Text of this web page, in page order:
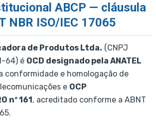
ABCP — cláusula
NBR ISO/IEC 17065
de Produtos Ltda. (CNPJ
64) é OCD designado pela ANATEL
conformidade e homologação de
e OCP
nº 161 , acreditado conforme a ABNT